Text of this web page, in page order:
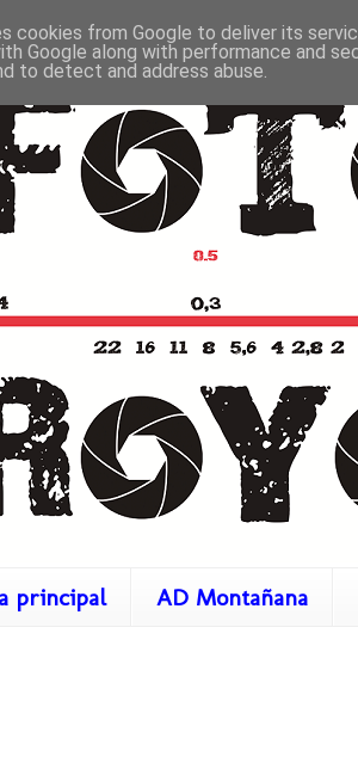
principal AD Montañana
cookies from Google to deliver its
Google along with performance and
to detect and address abuse.